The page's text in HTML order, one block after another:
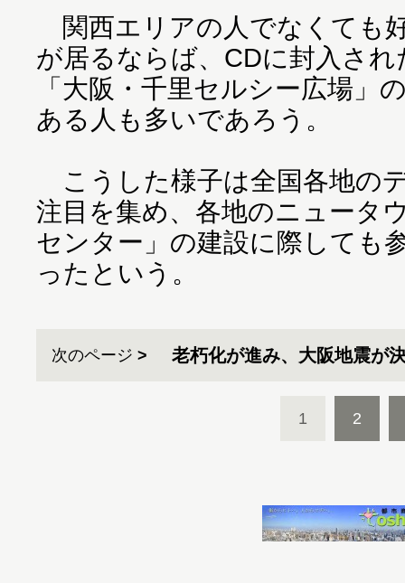
関西エリアの人でなくても
が居るならば、CDに封入さ
「大阪・千里セルシー広場」
ある人も多いであろう。
こうした様子は全国各地の
注目を集め、各地のニュータ
センター」の建設に際しても
ったという。
次のページ 老朽化が進み、大阪地震が
1 2